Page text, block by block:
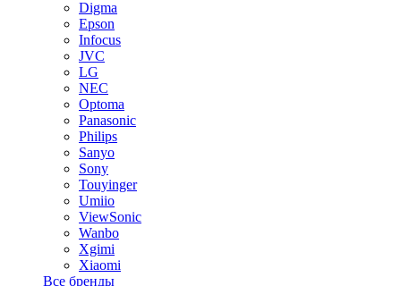
Digma
Epson
Infocus
JVC
LG
NEC
Optoma
Panasonic
Philips
Sanyo
Sony
Touyinger
Umiio
ViewSonic
Wanbo
Xgimi
Xiaomi
Все бренды